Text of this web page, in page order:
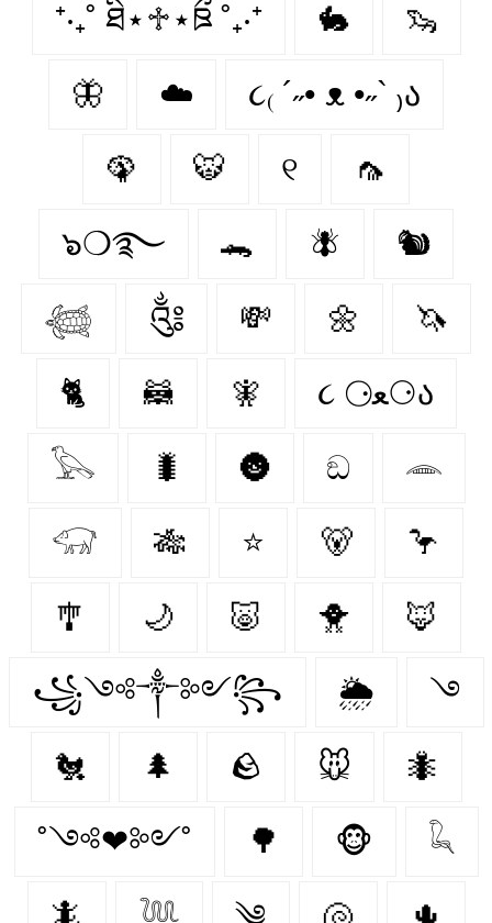
⁺‧₊˚ ཐི⋆♱⋆ཋྀ ˚₊‧⁺ 🐇 🦦
🦋 ☁️ ૮₍ ´˶• ᴥ •˶` ₎ა
🦚 🐯 ୧ 🦟
๖❍࿐ 🐊 🪰 🐿️
𓆉 ༃ 💸 🌼 🦄
🐈‍ 🦝 🧚‍ ૮ ⚆ﻌ⚆ა
𓅂 🐛 🌚 ඞ 𓂎
𓃟 🎋 ⭐ 🐻‍ 🦩
🎐 🌙 🐷 🐥 🦊
꧁༺༒༻꧂ 🌦️ ࿓
🐔 🌲 🪨 🐭 🐜
˚༺❤︎༻˚ 🌳 🐵 𓆗